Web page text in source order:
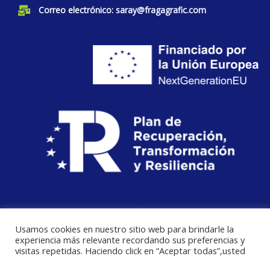
Correo electrónico: saray@fragagrafic.com
Usamos cookies en nuestro sitio web para brindarle la
experiencia más relevante recordando sus preferencias y
visitas repetidas. Haciendo click en “Aceptar todas”,usted